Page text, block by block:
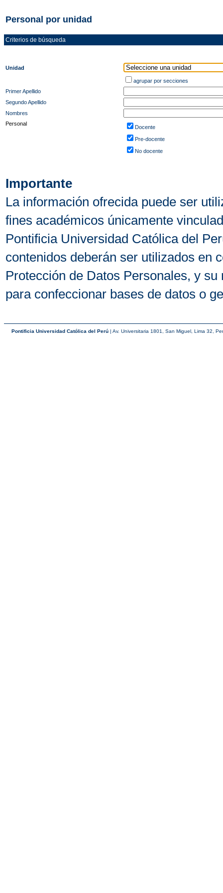
Personal por unidad
Criterios de búsqueda
Unidad
agrupar por secciones
Primer Apellido
Segundo Apellido
Nombres
Personal
Docente
Pre-docente
No docente
Importante
La información ofrecida puede ser
fines académicos únicamente
Pontificia Universidad Católica del
contenidos deberán ser utilizados en
Protección de Datos Personales, y
para confeccionar bases de datos o
Pontificia Universidad Católica del Perú| Av. Universitaria 1801, San Miguel, Lima 32,